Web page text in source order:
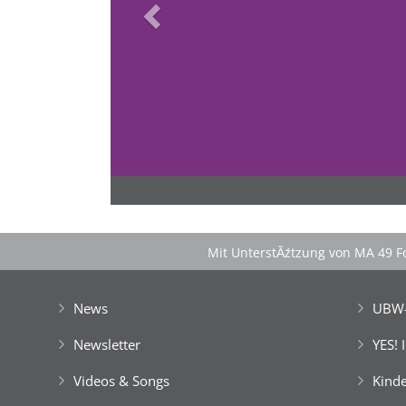
'Schlafnester CampLodges'
Mit UnterstĂźtzung von MA 49
News
Newsletter
Videos & Songs